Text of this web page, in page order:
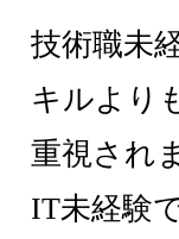
技術職未
キルより
重視され
IT未経験